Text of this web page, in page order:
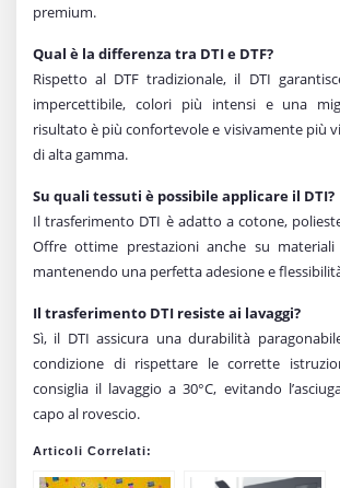
premium.
Qual è la differenza tra DTI e DTF?
Rispetto al DTF tradizionale, il DTI
impercettibile, colori più intensi e una
risultato è più confortevole e visivamente più
di alta gamma.
Su quali tessuti è possibile applicare il DTI?
Il trasferimento DTI è adatto a cotone,
Offre ottime prestazioni anche su
mantenendo una perfetta adesione e
Il trasferimento DTI resiste ai lavaggi?
Sì, il DTI assicura una durabilità
condizione di rispettare le corrette
consiglia il lavaggio a 30°C, evitando
capo al rovescio.
Articoli Correlati: